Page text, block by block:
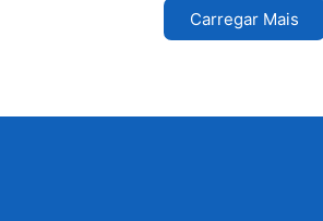
Carregar Mais